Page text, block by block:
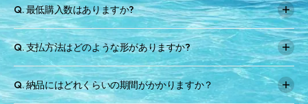
であれば購入可能です。
Q. 最低購入数はありますか?
A. 初回のご注文は税抜きで３万円以上とさせていただいていま
す。
２回目以降のご注文は１個から可能です。（OEM商品を除く）
Q. 支払方法はどのような形がありますか?
A. 原則として現金取引とさせていただきます。
ご入金確認後の発送、あるいは代引きのお取引になります。
Q. 納品にはどれくらいの期間がかかりますか？